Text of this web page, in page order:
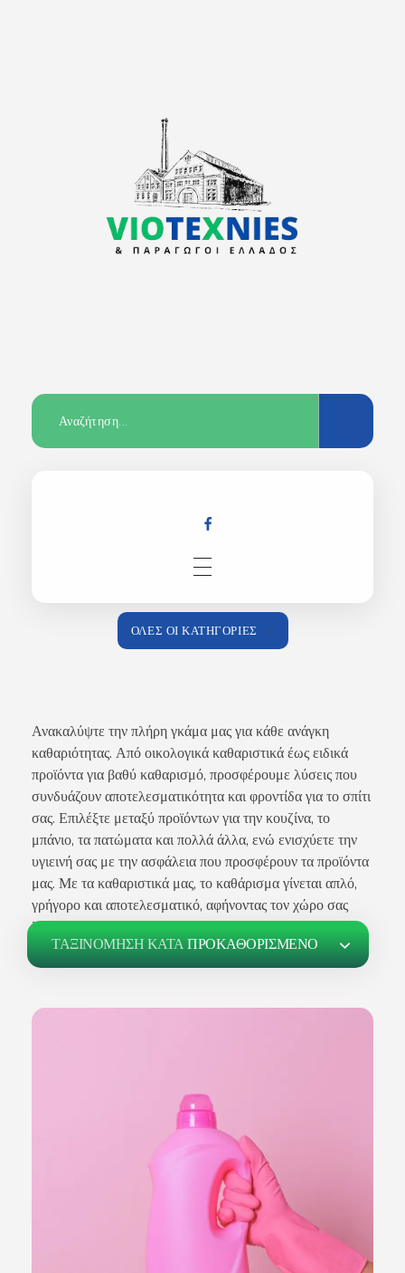
Αρχική
Κατάστημα
Σχετικά Με Εμάς
Επικοινωνία
Αγαπημένα –
ΌΛΕΣ ΟΙ ΚΑΤΗΓΟΡΊΕΣ
Ανακαλύψτε την πλήρη γκάμα μας για κάθε ανάγκη
καθαριότητας. Από οικολογικά καθαριστικά έως ειδικά
προϊόντα για βαθύ καθαρισμό, προσφέρουμε λύσεις που
συνδυάζουν αποτελεσματικότητα και φροντίδα για το σπίτι
σας. Επιλέξτε μεταξύ προϊόντων για την κουζίνα, το
μπάνιο, τα πατώματα και πολλά άλλα, ενώ ενισχύετε την
υγιεινή σας με την ασφάλεια που προσφέρουν τα προϊόντα
μας. Με τα καθαριστικά μας, το καθάρισμα γίνεται απλό,
γρήγορο και αποτελεσματικό, αφήνοντας τον χώρο σας
λαμπερό και φρέσκο
ΤΑΞΙΝΌΜΗΣΗ ΚΑΤΆΠΡΟΚΑΘΟΡΙΣΜΈΝΟ